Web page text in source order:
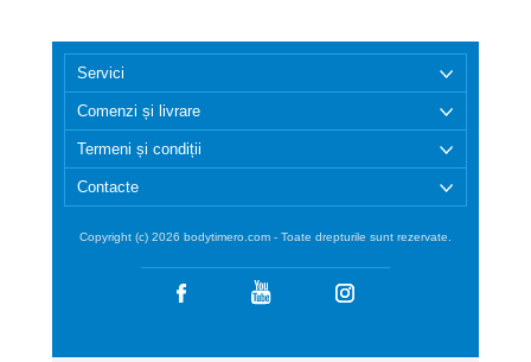
Servici
Comenzi și livrare
Termeni și condiții
Contacte
Copyright (c) 2026 bodytimero.com - Toate drepturile sunt rezervate.